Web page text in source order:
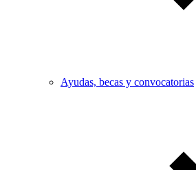
Ayudas, becas y convocatorias